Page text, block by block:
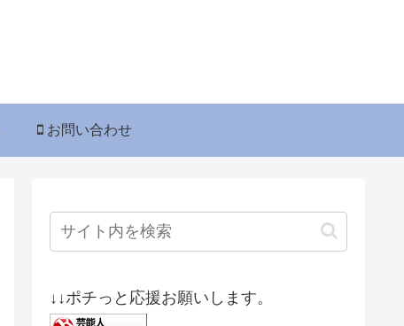
お問い合わせ
↓↓ポチっと応援お願いします。